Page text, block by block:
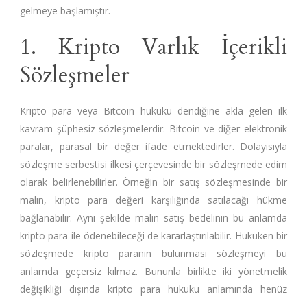
gelmeye başlamıştır.
1. Kripto Varlık İçerikli
Sözleşmeler
Kripto para veya Bitcoin hukuku dendiğine akla gelen ilk
kavram şüphesiz sözleşmelerdir. Bitcoin ve diğer elektronik
paralar, parasal bir değer ifade etmektedirler. Dolayısıyla
sözleşme serbestisi ilkesi çerçevesinde bir sözleşmede edim
olarak belirlenebilirler. Örneğin bir satış sözleşmesinde bir
malın, kripto para değeri karşılığında satılacağı hükme
bağlanabilir. Aynı şekilde malın satış bedelinin bu anlamda
kripto para ile ödenebileceği de kararlaştırılabilir. Hukuken bir
sözleşmede kripto paranın bulunması sözleşmeyi bu
anlamda geçersiz kılmaz. Bununla birlikte iki yönetmelik
değişikliği dışında kripto para hukuku anlamında henüz